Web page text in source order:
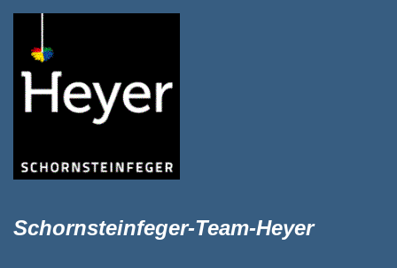
Schornsteinfeger-Team-Heyer